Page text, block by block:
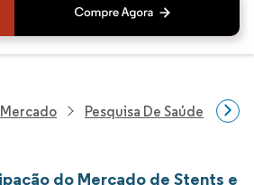
Pesquisa De Saúde
do Mercado de Stents e